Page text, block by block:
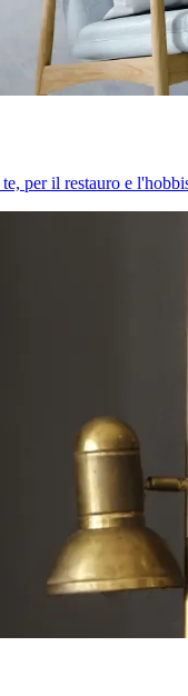
per il restauro e